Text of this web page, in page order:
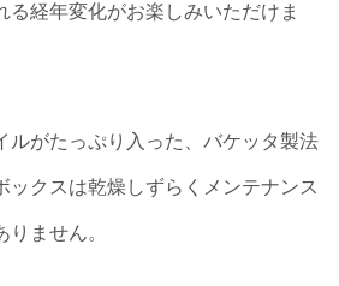
る経年変化がお楽しみいただけま
ルがたっぷり入った、バケッタ製法
ックスは乾燥しずらくメンテナンス
ません。